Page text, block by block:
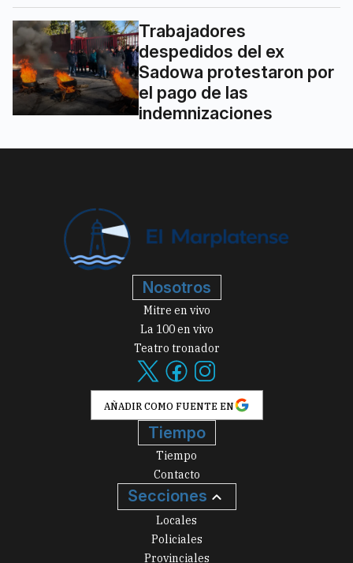
Trabajadores
despedidos del ex
Sadowa protestaron por
el pago de las
indemnizaciones
Nosotros
Mitre en vivo
La 100 en vivo
Teatro tronador
AÑADIR COMO FUENTE EN
Tiempo
Tiempo
Contacto
Secciones
Locales
Policiales
Provinciales